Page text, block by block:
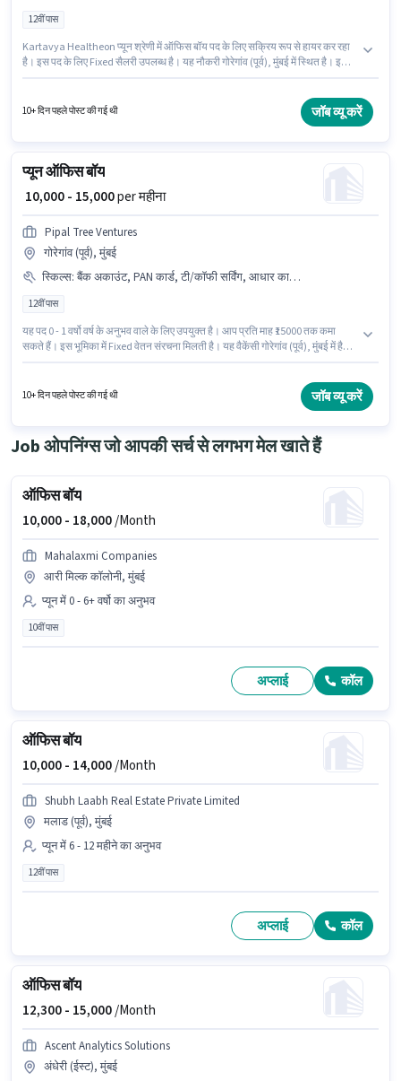
12वीं पास
Kartavya Healtheon प्यून श्रेणी में ऑफिस बॉय पद के लिए सक्रिय रूप से हायर कर रहा
है। इस पद के लिए Fixed सैलरी उपलब्ध है। यह नौकरी गोरेगांव (पूर्व), मुंबई में स्थित है। इस
- 1 वर्षो वर्ष के अनुभव वाले के लिए उपयुक्त है। आप प्रति माह ₹14000 तक कमा सकते हैं।
10+ दिन पहले पोस्ट की गई थी जॉब व्यू करें
प्यून ऑफिस बॉय
₹ 10,000 - 15,000per महीना
Pipal Tree Ventures
गोरेगांव (पूर्व), मुंबई
स्किल्स: बैंक अकाउंट, PAN कार्ड, टी/कॉफी सर्विंग, आधार कार्ड, ऑफिस हेल्प, डस्टिंग/ क्लीनिंग, टी/कॉफी मेकिंग
12वीं पास
यह पद 0 - 1 वर्षो वर्ष के अनुभव वाले के लिए उपयुक्त है। आप प्रति माह ₹15000 तक कमा
सकते हैं। इस भूमिका में Fixed वेतन संरचना मिलती है। यह वैकेंसी गोरेगांव (पूर्व), मुंबई में है।
आवेदक के पास टी/कॉफी मेकिंग, डस्टिंग/ क्लीनिंग, ऑफिस हेल्प, टी/कॉफी सर्विंग जैसी
10+ दिन पहले पोस्ट की गई थी जॉब व्यू करें
Job ओपनिंग्स जो आपकी सर्च से लगभग मेल खाते हैं
ऑफिस बॉय
10,000 - 18,000/Month
Mahalaxmi Companies
आरी मिल्क कॉलोनी, मुंबई
प्यून में 0 - 6+ वर्षो का अनुभव
10वीं पास
अप्लाई कॉल
ऑफिस बॉय
10,000 - 14,000/Month
Shubh Laabh Real Estate Private Limited
मलाड (पूर्व), मुंबई
प्यून में 6 - 12 महीने का अनुभव
12वीं पास
अप्लाई कॉल
ऑफिस बॉय
12,300 - 15,000/Month
Ascent Analytics Solutions
अंधेरी (ईस्ट), मुंबई